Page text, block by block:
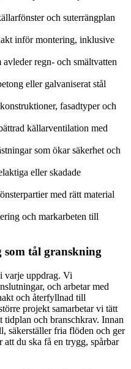
och suterrängplan
inför montering, inklusive
regn- och smältvatten
eller galvaniserat stål
fasadtyper och
källarventilation med
som ökar säkerhet och
eller skadade
med rätt material
och markarbeten till
som tål granskning
varje uppdrag. Vi
och arbetar med
och återfyllnad till
projekt samarbetar vi tätt
och branschkrav. Innan
säkerställer fria flöden och ger
du ska få en trygg, spårbar